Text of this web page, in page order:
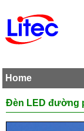
Home
Đèn LED đường